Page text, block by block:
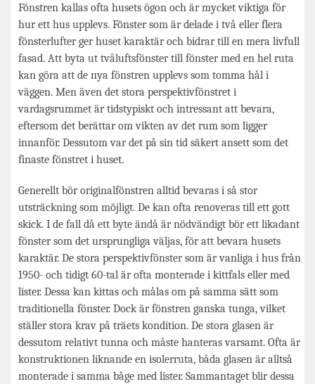
Fönstren kallas ofta husets ögon och är mycket viktiga för
hur ett hus upplevs. Fönster som är delade i två eller flera
fönsterlufter ger huset karaktär och bidrar till en mera livfull
fasad. Att byta ut tvåluftsfönster till fönster med en hel ruta
kan göra att de nya fönstren upplevs som tomma hål i
väggen. Men även det stora perspektivfönstret i
vardagsrummet är tidstypiskt och intressant att bevara,
eftersom det berättar om vikten av det rum som ligger
innanför. Dessutom var det på sin tid säkert ansett som det
finaste fönstret i huset.
Generellt bör originalfönstren alltid bevaras i så stor
utsträckning som möjligt. De kan ofta renoveras till ett gott
skick. I de fall då ett byte ändå är nödvändigt bör ett likadant
fönster som det ursprungliga väljas, för att bevara husets
karaktär. De stora perspektivfönster som är vanliga i hus från
1950- och tidigt 60-tal är ofta monterade i kittfals eller med
lister. Dessa kan kittas och målas om på samma sätt som
traditionella fönster. Dock är fönstren ganska tunga, vilket
ställer stora krav på träets kondition. De stora glasen är
dessutom relativt tunna och måste hanteras varsamt. Ofta är
konstruktionen liknande en isolerruta, båda glasen är alltså
monterade i samma båge med lister. Sammantaget blir dessa